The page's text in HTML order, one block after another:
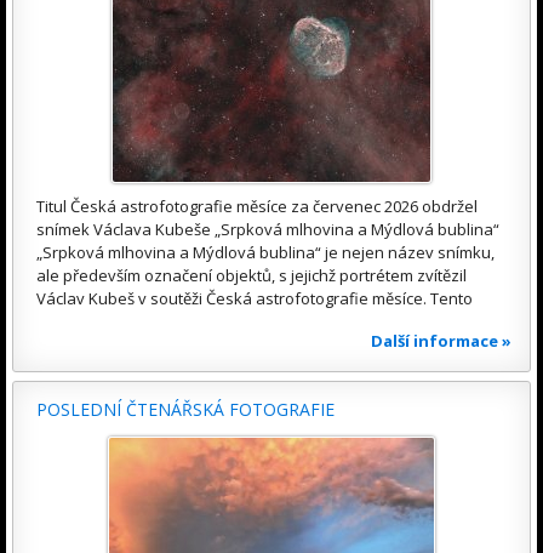
Titul Česká astrofotografie měsíce za červenec 2026 obdržel
snímek Václava Kubeše „Srpková mlhovina a Mýdlová bublina“
„Srpková mlhovina a Mýdlová bublina“ je nejen název snímku,
ale především označení objektů, s jejichž portrétem zvítězil
Václav Kubeš v soutěži Česká astrofotografie měsíce. Tento
Další informace »
POSLEDNÍ ČTENÁŘSKÁ FOTOGRAFIE